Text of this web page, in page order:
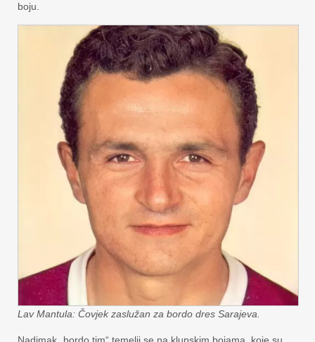
boju.
Lav Mantula: Čovjek zaslužan za bordo dres Sarajeva.